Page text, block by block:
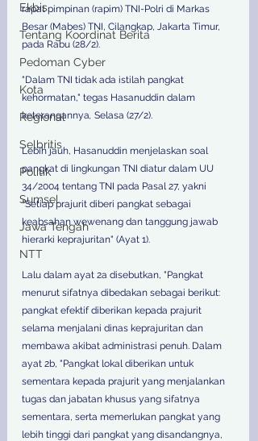
Ekbis
Tentang Koordinat Berita
Pedoman Cyber
Kota
Regional
Selbritis
Politik
Sumsel
Jawa Tengah
NTT
rapat pimpinan (rapim) TNI-Polri di Markas
Besar (Mabes) TNI, Cilangkap, Jakarta Timur,
pada Rabu (28/2).
"Dalam TNI tidak ada istilah pangkat
kehormatan," tegas Hasanuddin dalam
keterangannya, Selasa (27/2).
Lebih jauh, Hasanuddin menjelaskan soal
pangkat di lingkungan TNI diatur dalam UU
34/2004 tentang TNI pada Pasal 27, yakni
"Setiap prajurit diberi pangkat sebagai
keabsahan wewenang dan tanggung jawab
hierarki keprajuritan" (Ayat 1).
Lalu dalam ayat 2a disebutkan, "Pangkat
menurut sifatnya dibedakan sebagai berikut:
pangkat efektif diberikan kepada prajurit
selama menjalani dinas keprajuritan dan
membawa akibat administrasi penuh. Dalam
ayat 2b, "Pangkat lokal diberikan untuk
sementara kepada prajurit yang menjalankan
tugas dan jabatan khusus yang sifatnya
sementara, serta memerlukan pangkat yang
lebih tinggi dari pangkat yang disandangnya,